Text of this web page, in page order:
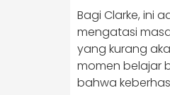
Bagi Clarke, ini
mengatasi
yang kurang
momen belajar
bahwa